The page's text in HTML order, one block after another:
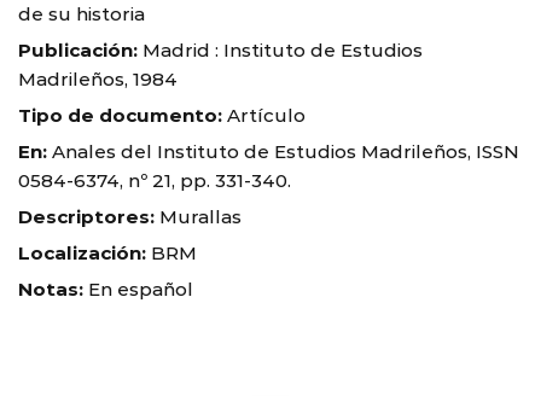
de su historia
Publicación: Madrid : Instituto de Estudios
Madrileños, 1984
Tipo de documento: Artículo
En: Anales del Instituto de Estudios Madrileños, ISSN
0584-6374, nº 21, pp. 331-340.
Descriptores: Murallas
Localización: BRM
Notas: En español